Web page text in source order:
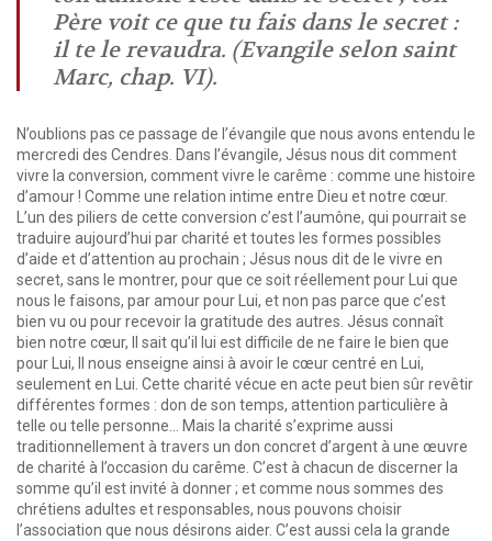
Père voit ce que tu fais dans le secret :
il te le revaudra. (Evangile selon saint
Marc, chap. VI).
N’oublions pas ce passage de l’évangile que nous avons entendu le
mercredi des Cendres. Dans l’évangile, Jésus nous dit comment
vivre la conversion, comment vivre le carême : comme une histoire
d’amour ! Comme une relation intime entre Dieu et notre cœur.
L’un des piliers de cette conversion c’est l’aumône, qui pourrait se
traduire aujourd’hui par charité et toutes les formes possibles
d’aide et d’attention au prochain ; Jésus nous dit de le vivre en
secret, sans le montrer, pour que ce soit réellement pour Lui que
nous le faisons, par amour pour Lui, et non pas parce que c’est
bien vu ou pour recevoir la gratitude des autres. Jésus connaît
bien notre cœur, Il sait qu’il lui est difficile de ne faire le bien que
pour Lui, Il nous enseigne ainsi à avoir le cœur centré en Lui,
seulement en Lui. Cette charité vécue en acte peut bien sûr revêtir
différentes formes : don de son temps, attention particulière à
telle ou telle personne… Mais la charité s’exprime aussi
traditionnellement à travers un don concret d’argent à une œuvre
de charité à l’occasion du carême. C’est à chacun de discerner la
somme qu’il est invité à donner ; et comme nous sommes des
chrétiens adultes et responsables, nous pouvons choisir
l’association que nous désirons aider. C’est aussi cela la grande